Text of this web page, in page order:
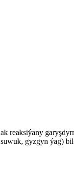
reaksiýany
gyzgyn ýag)